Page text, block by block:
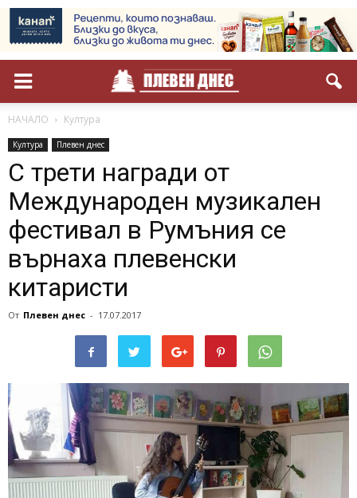
НАЧАЛО Култура
Култура Плевен днес
С трети награди от
Международен музикален
фестивал в Румъния се
върнаха плевенски
китаристи
От Плевен днес - 17.07.2017